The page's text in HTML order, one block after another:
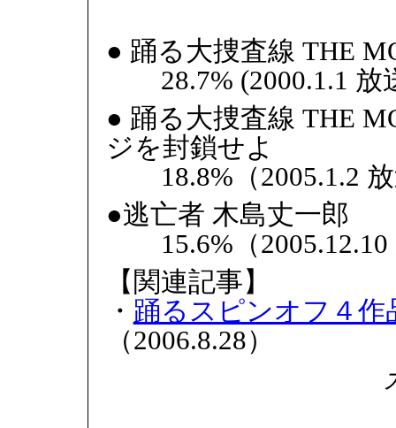
● 踊る大捜査線 THE
28.7% (2000.1.1 放
● 踊る大捜査線 THE
ジを封鎖せよ
18.8%（2005.1.2 放
●逃亡者 木島丈一郎
15.6%（2005.12.10
【関連記事】
・ 踊るスピンオフ４作
（2006.8.28）